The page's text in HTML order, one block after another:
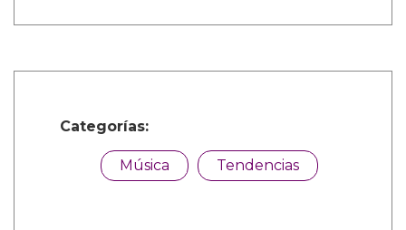
Categorías:
Música Tendencias